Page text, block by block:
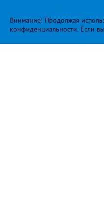
Внимание! Продолжая
конфиденциальности. Если